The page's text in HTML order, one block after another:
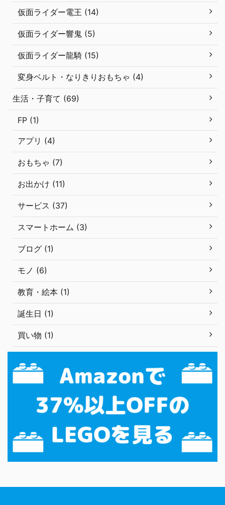
仮面ライダー電王 (14)
仮面ライダー響鬼 (5)
仮面ライダー龍騎 (15)
変身ベルト・なりきりおもちゃ (4)
生活・子育て (69)
FP (1)
アプリ (4)
おもちゃ (7)
お出かけ (11)
サービス (37)
スマートホーム (3)
ブログ (1)
モノ (6)
教育・絵本 (1)
誕生日 (1)
買い物 (1)